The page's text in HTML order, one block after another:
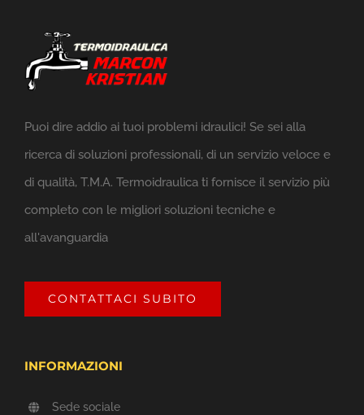
Puoi dire addio ai tuoi problemi idraulici! Se sei alla
ricerca di soluzioni professionali, di un servizio veloce e
di qualità, T.M.A. Termoidraulica ti fornisce il servizio più
completo con le migliori soluzioni tecniche e
all'avanguardia
CONTATTACI SUBITO
INFORMAZIONI
Sede sociale